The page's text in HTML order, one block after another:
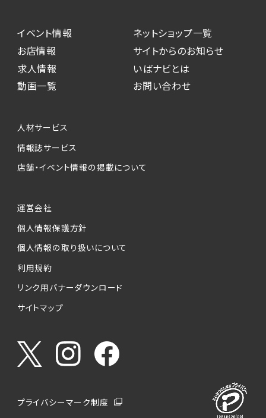
イベント情報
お店情報
求人情報
動画一覧
ネットショップ一覧
サイトからのお知らせ
いばナビとは
お問い合わせ
人材サービス
情報誌サービス
店舗・イベント情報の掲載について
運営会社
個人情報保護方針
個人情報の取り扱いについて
利用規約
リンク用バナーダウンロード
サイトマップ
プライバシーマーク制度